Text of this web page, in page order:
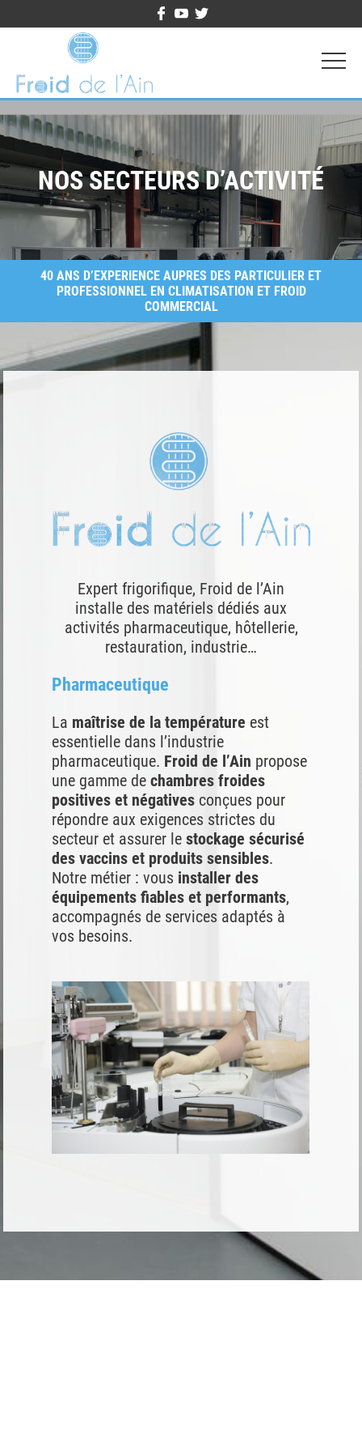
NOS SECTEURS D’ACTIVITÉ
40 ANS D’EXPERIENCE AUPRES DES PARTICULIER ET
PROFESSIONNEL EN CLIMATISATION ET FROID
COMMERCIAL
Expert frigorifique, Froid de l’Ain
installe des matériels dédiés aux
activités pharmaceutique, hôtellerie,
restauration, industrie…
Pharmaceutique
La maîtrise de la température est
essentielle dans l’industrie
pharmaceutique. Froid de l’Ain propose
une gamme dechambres froides
positives et négatives conçues pour
répondre aux exigences strictes du
secteur et assurer lestockage sécurisé
des vaccins et produits sensibles.
Notre métier : vous installer des
équipements fiables et performants,
accompagnés de services adaptés à
vos besoins.